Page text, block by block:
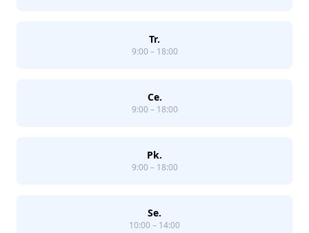
Tr.
9:00 – 18:00
Ce.
9:00 – 18:00
Pk.
9:00 – 18:00
Se.
10:00 – 14:00